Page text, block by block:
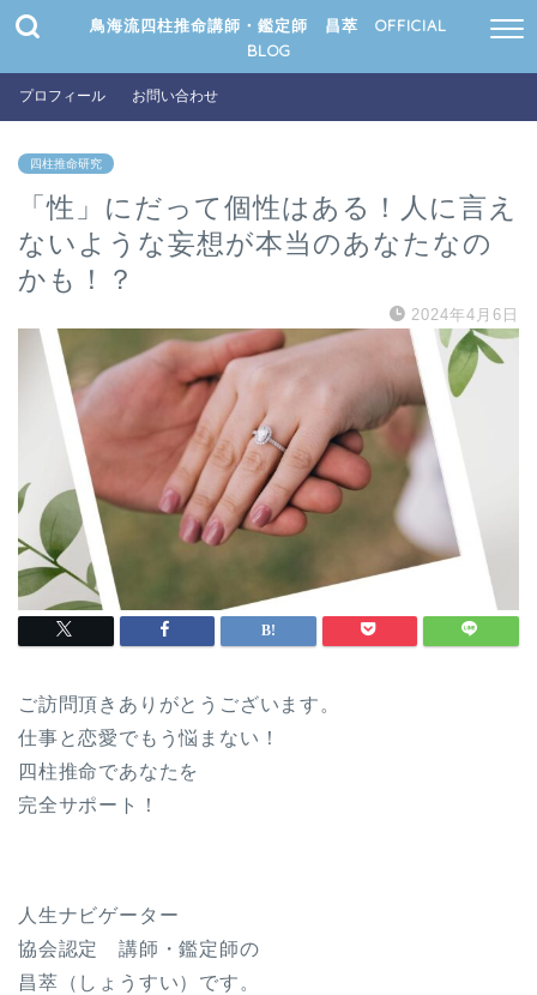
鳥海流四柱推命講師・鑑定師 昌萃 OFFICIAL
BLOG
プロフィール お問い合わせ
四柱推命研究
「性」にだって個性はある！人に言え
ないような妄想が本当のあなたなの
かも！？
2024年4月6日
ご訪問頂きありがとうございます。
仕事と恋愛でもう悩まない！
四柱推命であなたを
完全サポート！
人生ナビゲーター
協会認定 講師・鑑定師の
昌萃（しょうすい）です。